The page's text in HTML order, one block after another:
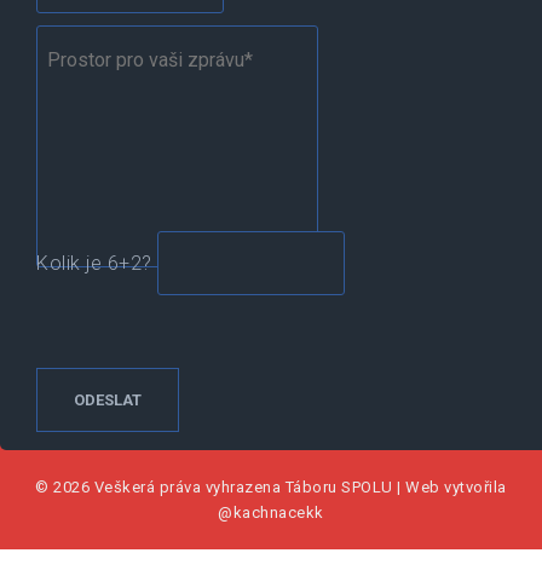
Kolik je 6+2?
© 2026 Veškerá práva vyhrazenaTáboru SPOLU |Web vytvořila
@kachnacekk